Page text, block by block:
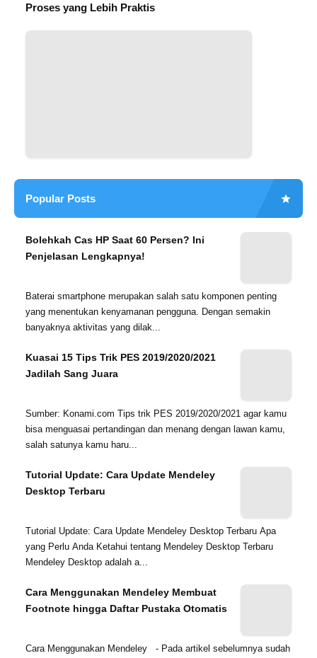
Proses yang Lebih Praktis
Popular Posts
Bolehkah Cas HP Saat 60 Persen? Ini
Penjelasan Lengkapnya!
Baterai smartphone merupakan salah satu komponen penting
yang menentukan kenyamanan pengguna. Dengan semakin
banyaknya aktivitas yang dilak...
Kuasai 15 Tips Trik PES 2019/2020/2021
Jadilah Sang Juara
Sumber: Konami.com Tips trik PES 2019/2020/2021 agar kamu
bisa menguasai pertandingan dan menang dengan lawan kamu,
salah satunya kamu haru...
Tutorial Update: Cara Update Mendeley
Desktop Terbaru
Tutorial Update: Cara Update Mendeley Desktop Terbaru Apa
yang Perlu Anda Ketahui tentang Mendeley Desktop Terbaru
Mendeley Desktop adalah a...
Cara Menggunakan Mendeley Membuat
Footnote hingga Daftar Pustaka Otomatis
Cara Menggunakan Mendeley - Pada artikel sebelumnya sudah